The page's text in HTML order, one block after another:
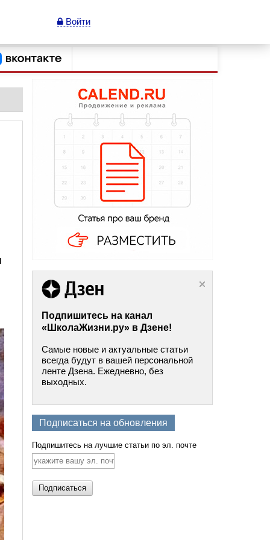
Войти
Подпишитесь на канал
«ШколаЖизни.ру» в Дзене!
Самые новые и актуальные статьи
всегда будут в вашей персональной
ленте Дзена. Ежедневно, без
выходных.
Подписаться на обновления
Подпишитесь на лучшие статьи по эл. почте